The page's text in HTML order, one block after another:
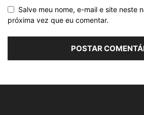
Salve meu nome, e-mail e site neste
próxima vez que eu comentar.